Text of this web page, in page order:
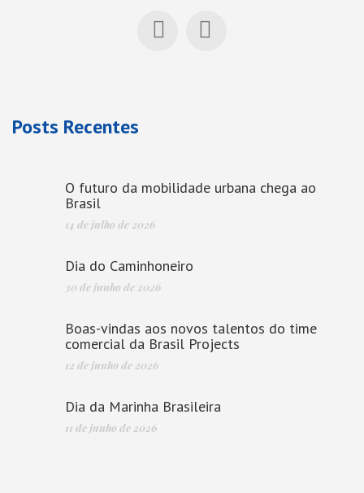
Posts Recentes
O futuro da mobilidade urbana chega ao
Brasil
14 de julho de 2026
Dia do Caminhoneiro
30 de junho de 2026
Boas-vindas aos novos talentos do time
comercial da Brasil Projects
12 de junho de 2026
Dia da Marinha Brasileira
11 de junho de 2026